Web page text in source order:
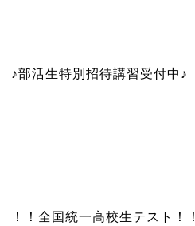
♪部活生特別招待講習受付中♪
！！全国統一高校生テスト！！